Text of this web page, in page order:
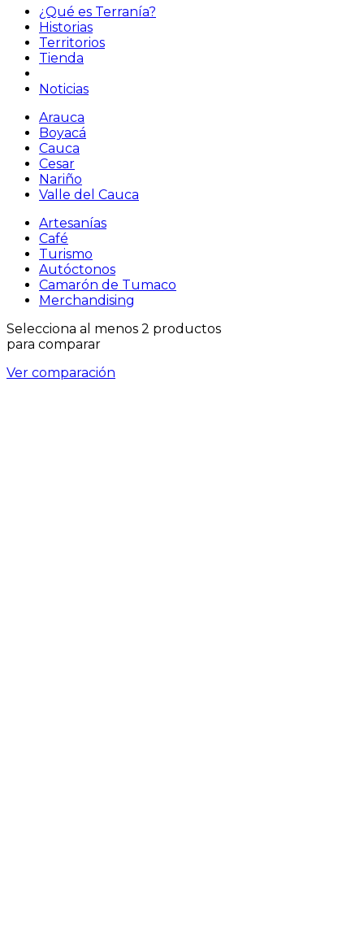
¿Qué es Terranía?
Historias
Territorios
Tienda
Noticias
Arauca
Boyacá
Cauca
Cesar
Nariño
Valle del Cauca
Artesanías
Café
Turismo
Autóctonos
Camarón de Tumaco
Merchandising
Selecciona al menos 2 productos
para comparar
Ver comparación